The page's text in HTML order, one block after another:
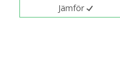
Jämför